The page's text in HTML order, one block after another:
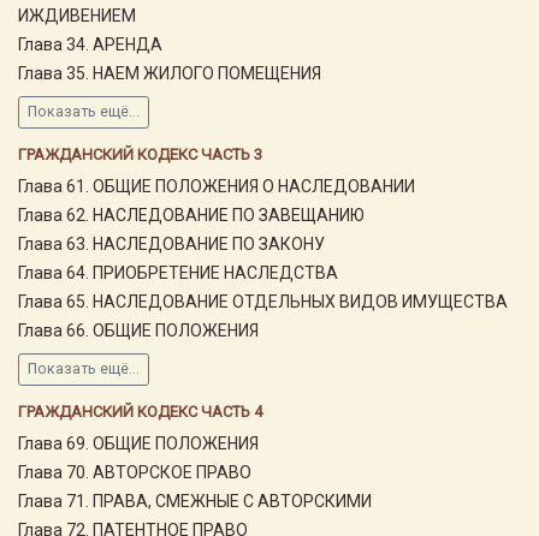
ИЖДИВЕНИЕМ
Глава 34. АРЕНДА
Глава 35. НАЕМ ЖИЛОГО ПОМЕЩЕНИЯ
Показать ещё...
ГРАЖДАНСКИЙ КОДЕКС ЧАСТЬ 3
Глава 61. ОБЩИЕ ПОЛОЖЕНИЯ О НАСЛЕДОВАНИИ
Глава 62. НАСЛЕДОВАНИЕ ПО ЗАВЕЩАНИЮ
Глава 63. НАСЛЕДОВАНИЕ ПО ЗАКОНУ
Глава 64. ПРИОБРЕТЕНИЕ НАСЛЕДСТВА
Глава 65. НАСЛЕДОВАНИЕ ОТДЕЛЬНЫХ ВИДОВ ИМУЩЕСТВА
Глава 66. ОБЩИЕ ПОЛОЖЕНИЯ
Показать ещё...
ГРАЖДАНСКИЙ КОДЕКС ЧАСТЬ 4
Глава 69. ОБЩИЕ ПОЛОЖЕНИЯ
Глава 70. АВТОРСКОЕ ПРАВО
Глава 71. ПРАВА, СМЕЖНЫЕ С АВТОРСКИМИ
Глава 72. ПАТЕНТНОЕ ПРАВО